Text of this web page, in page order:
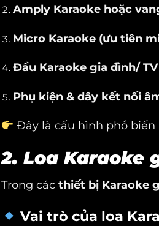
Amply Karaoke hoặc
Micro Karaoke (ưu tiên
Đầu Karaoke gia đình/
Phụ kiện & dây kết nối
Đây là cấu hình phổ
2. Loa Karaoke
Trong các thiết bị Karaoke
Vai trò của loa